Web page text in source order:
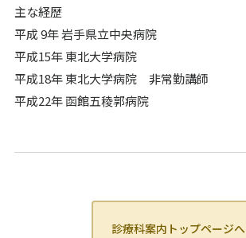
主な経歴
平成 9年 岩手県立中央病院
平成15年 東北大学病院
平成18年 東北大学病院 非常勤講師
平成22年 函館五稜郭病院
診療科案内トップページへ